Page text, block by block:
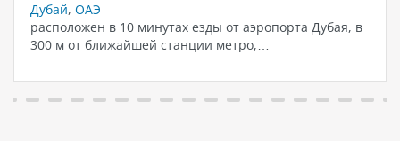
Дубай, ОАЭ
расположен в 10 минутах езды от аэропорта Дубая, в
300 м от ближайшей станции метро,…